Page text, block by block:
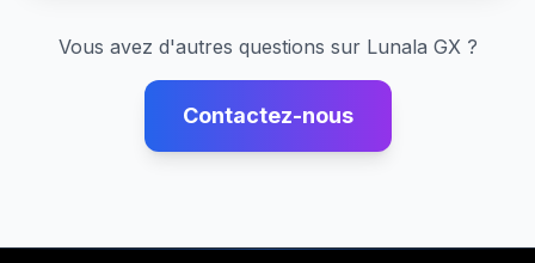
Vous avez d'autres questions sur Lunala GX?
Contactez-nous